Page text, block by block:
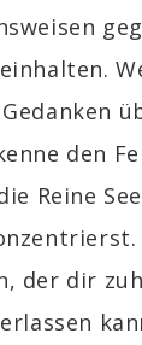
den
Reine
der dir